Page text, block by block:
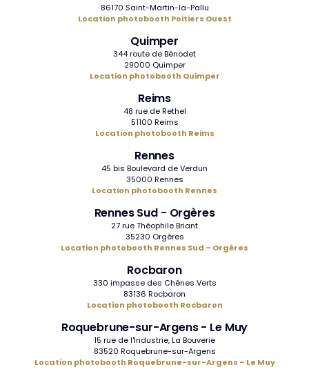
86170 Saint-Martin-la-Pallu
Location photobooth Poitiers Ouest
Quimper
344 route de Bénodet
29000 Quimper
Location photobooth Quimper
Reims
48 rue de Rethel
51100 Reims
Location photobooth Reims
Rennes
45 bis Boulevard de Verdun
35000 Rennes
Location photobooth Rennes
Rennes Sud - Orgères
27 rue Théophile Briant
35230 Orgères
Location photobooth Rennes Sud – Orgères
Rocbaron
330 impasse des Chênes Verts
83136 Rocbaron
Location photobooth Rocbaron
Roquebrune-sur-Argens - Le Muy
15 rue de l'Industrie, La Bouverie
83520 Roquebrune-sur-Argens
Location photobooth Roquebrune-sur-Argens – Le Muy